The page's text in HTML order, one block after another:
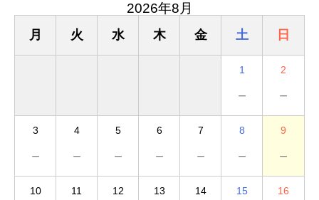
2026年8月
月 火 水 木 金 土 日
1
－
2
－
3
－
4
－
5
－
6
－
7
－
8
－
9
－
10 11 12 13 14 15 16